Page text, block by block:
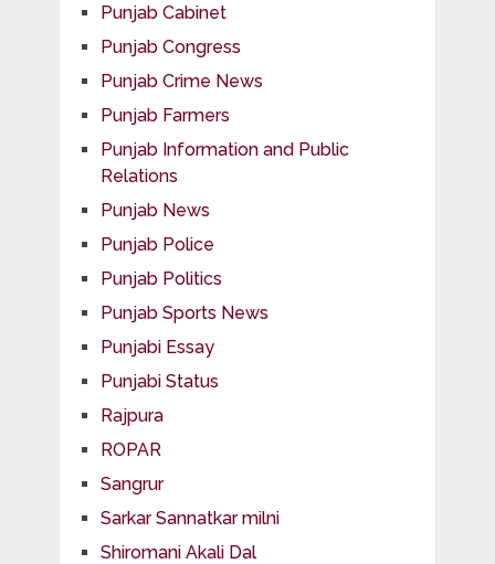
Punjab Cabinet
Punjab Congress
Punjab Crime News
Punjab Farmers
Punjab Information and Public
Relations
Punjab News
Punjab Police
Punjab Politics
Punjab Sports News
Punjabi Essay
Punjabi Status
Rajpura
ROPAR
Sangrur
Sarkar Sannatkar milni
Shiromani Akali Dal